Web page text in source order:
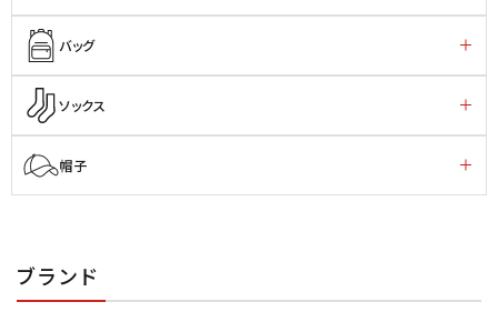
バッグ
ソックス
帽子
ブランド